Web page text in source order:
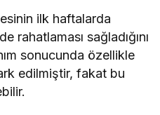
ilk haftalarda
rahatlaması sağladığını
sonucunda özellikle
edilmiştir, fakat bu